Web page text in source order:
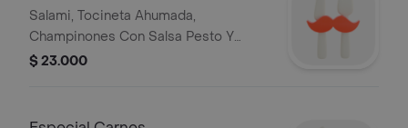
Salami, Tocineta Ahumada,
Champinones Con Salsa Pesto Y
Queso Parmesano
$ 23.000